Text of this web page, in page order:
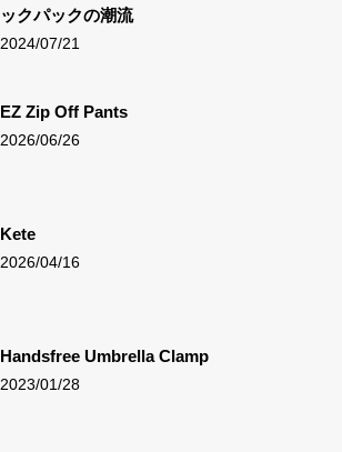
ックパックの潮流
2024/07/21
EZ Zip Off Pants
2026/06/26
Kete
2026/04/16
Handsfree Umbrella Clamp
2023/01/28